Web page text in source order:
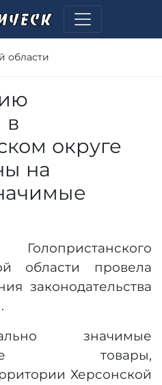
области
в
округе
на
области провела
законодательства
значимые
товары,
Херсонской